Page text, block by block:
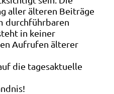
aller älteren Beiträge
durchführbaren
in keiner
Aufrufen älterer
die tagesaktuelle